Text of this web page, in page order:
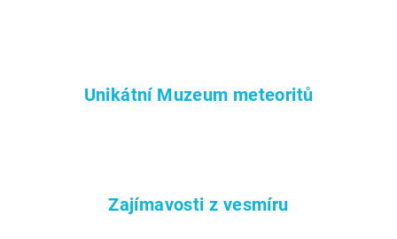
Unikátní Muzeum meteoritů
Zajímavosti z vesmíru